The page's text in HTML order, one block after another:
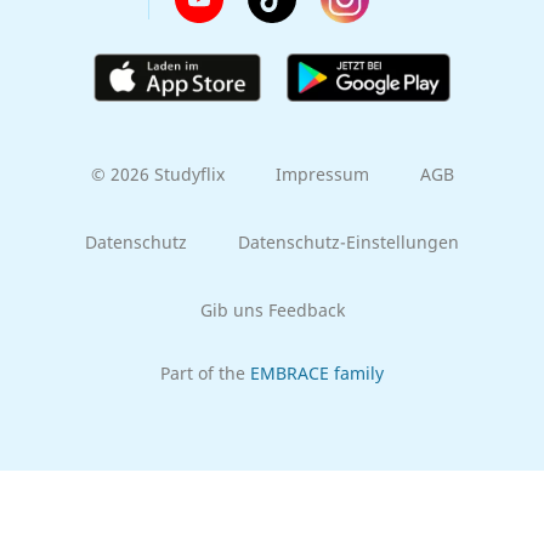
© 2026 Studyflix Impressum AGB
Datenschutz Datenschutz-Einstellungen
Gib uns Feedback
Part of the EMBRACE family